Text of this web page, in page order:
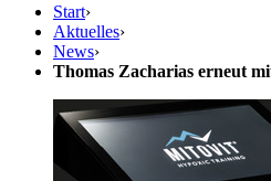
Start›
Aktuelles›
News›
Thomas Zacharias erneut